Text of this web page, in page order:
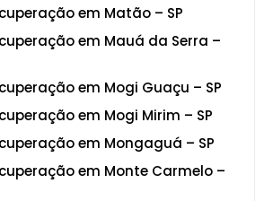
em Matão – SP
em Mauá da Serra –
em Mogi Guaçu – SP
em Mogi Mirim – SP
em Mongaguá – SP
em Monte Carmelo –